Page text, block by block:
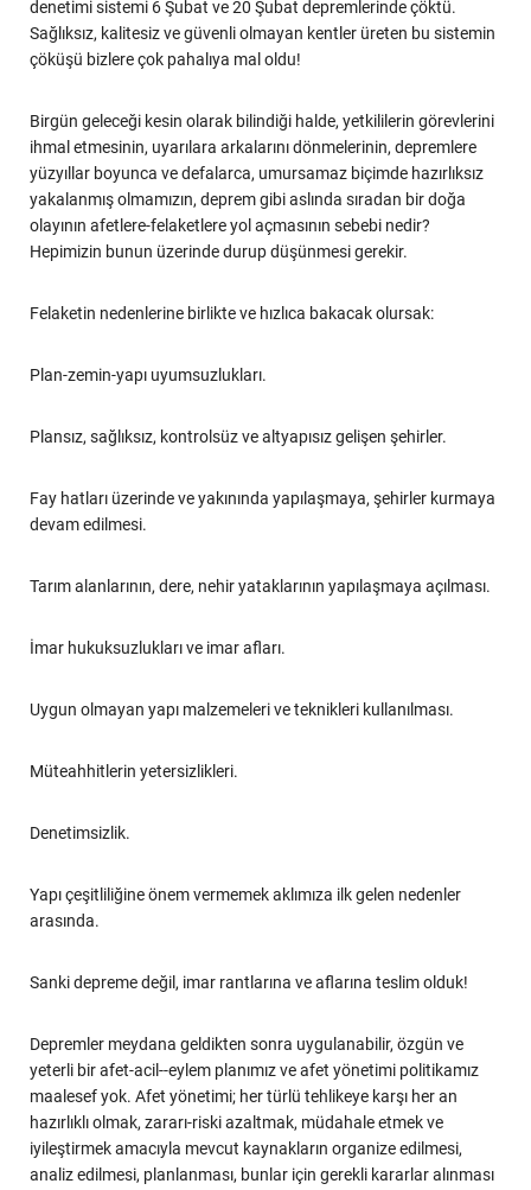
denetimi sistemi 6 Şubat ve 20 Şubat depremlerinde çöktü.
Sağlıksız, kalitesiz ve güvenli olmayan kentler üreten bu sistemin
çöküşü bizlere çok pahalıya mal oldu!
Birgün geleceği kesin olarak bilindiği halde, yetkililerin görevlerini
ihmal etmesinin, uyarılara arkalarını dönmelerinin, depremlere
yüzyıllar boyunca ve defalarca, umursamaz biçimde hazırlıksız
yakalanmış olmamızın, deprem gibi aslında sıradan bir doğa
olayının afetlere-felaketlere yol açmasının sebebi nedir?
Hepimizin bunun üzerinde durup düşünmesi gerekir.
Felaketin nedenlerine birlikte ve hızlıca bakacak olursak:
Plan-zemin-yapı uyumsuzlukları.
Plansız, sağlıksız, kontrolsüz ve altyapısız gelişen şehirler.
Fay hatları üzerinde ve yakınında yapılaşmaya, şehirler kurmaya
devam edilmesi.
Tarım alanlarının, dere, nehir yataklarının yapılaşmaya açılması.
İmar hukuksuzlukları ve imar afları.
Uygun olmayan yapı malzemeleri ve teknikleri kullanılması.
Müteahhitlerin yetersizlikleri.
Denetimsizlik.
Yapı çeşitliliğine önem vermemek aklımıza ilk gelen nedenler
arasında.
Sanki depreme değil, imar rantlarına ve aflarına teslim olduk!
Depremler meydana geldikten sonra uygulanabilir, özgün ve
yeterli bir afet-acil--eylem planımız ve afet yönetimi politikamız
maalesef yok. Afet yönetimi; her türlü tehlikeye karşı her an
hazırlıklı olmak, zararı-riski azaltmak, müdahale etmek ve
iyileştirmek amacıyla mevcut kaynakların organize edilmesi,
analiz edilmesi, planlanması, bunlar için gerekli kararlar alınması